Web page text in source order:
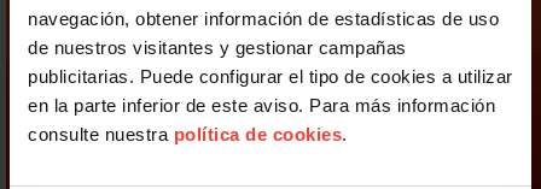
navegación, obtener información de estadísticas de uso
de nuestros visitantes y gestionar campañas
publicitarias. Puede configurar el tipo de cookies a utilizar
en la parte inferior de este aviso. Para más información
consulte nuestra política de cookies.